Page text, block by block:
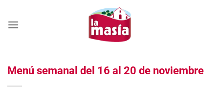
contenido
Menú semanal del 16 al 20 de noviembre